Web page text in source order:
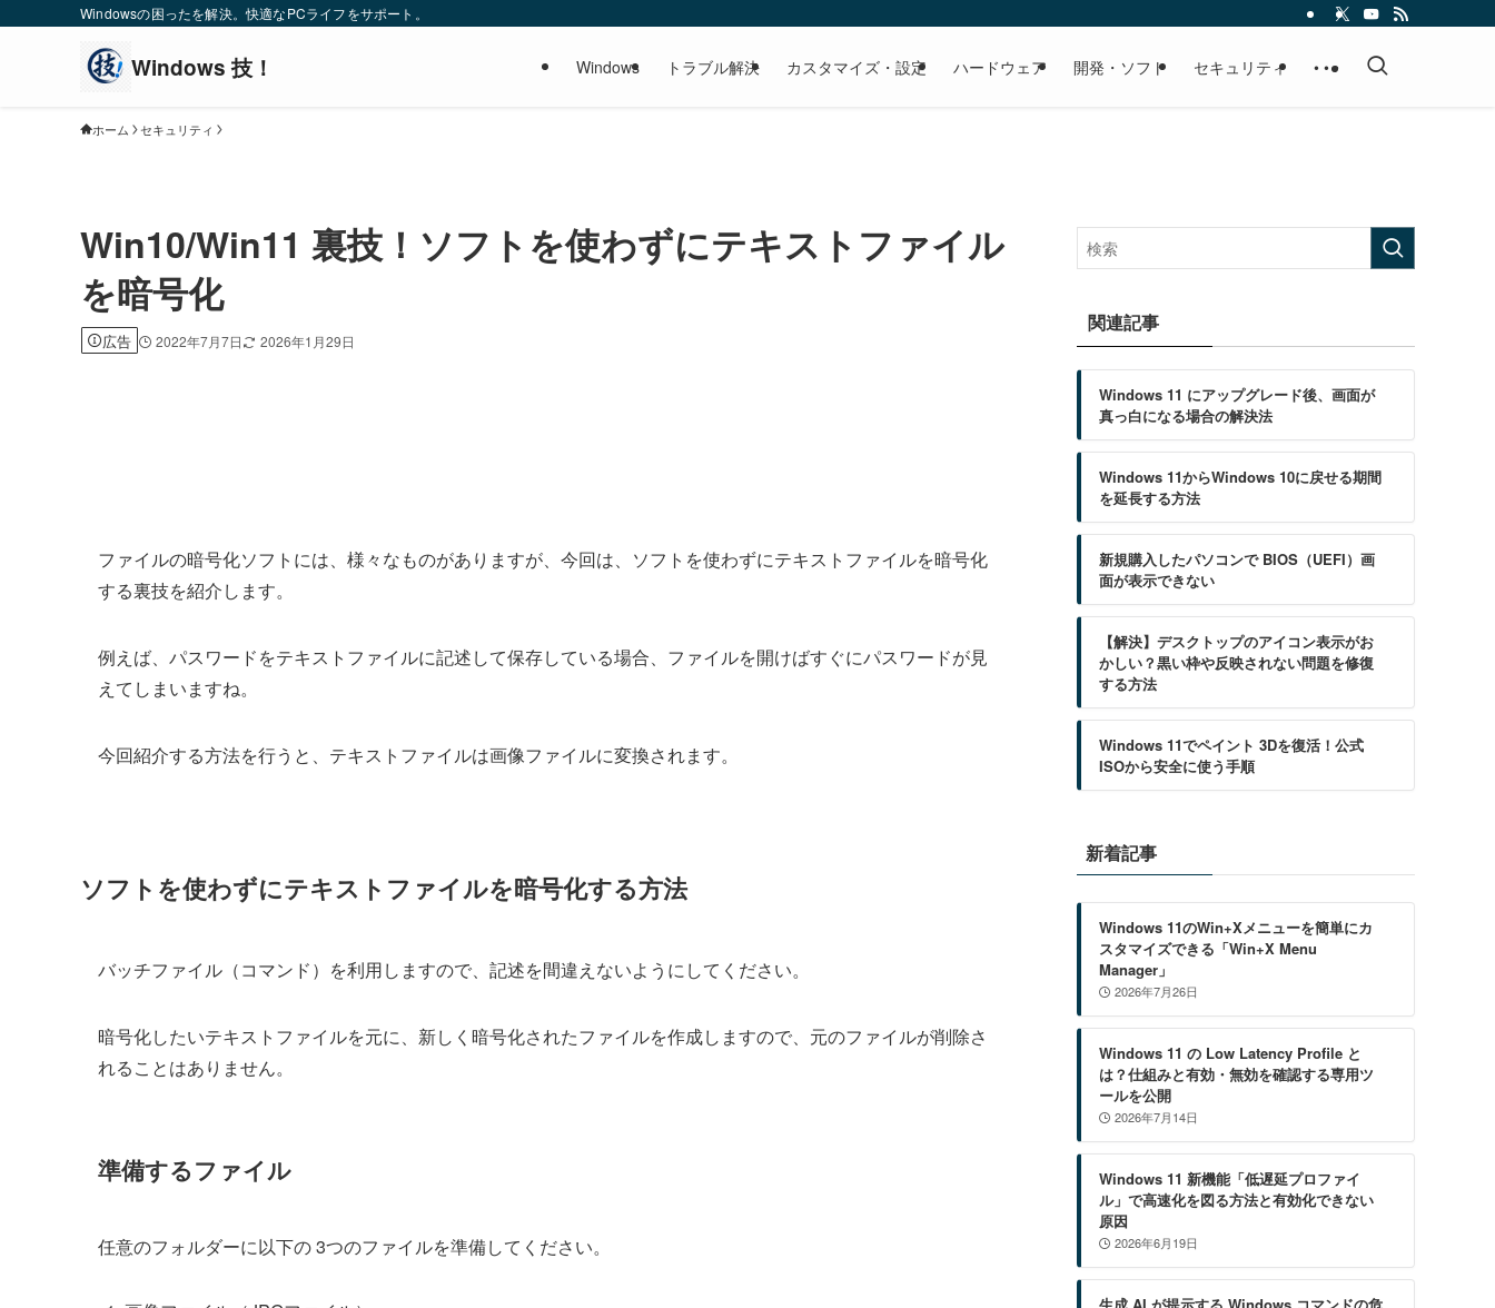
Windowsの困ったを解決。快適なPCライフをサポート。
Windows トラブル解決 カスタマイズ・設定 ハードウェア 開発・ソフト セキュリティ • • •
ホーム セキュリティ
Win10/Win11 裏技！ソフトを使わずにテキストファイル
を暗号化
広告 2022年7月7日 2026年1月29日
ファイルの暗号化ソフトには、様々なものがありますが、今回は、ソフトを使わずにテキストファイルを暗号化
する裏技を紹介します。
例えば、パスワードをテキストファイルに記述して保存している場合、ファイルを開けばすぐにパスワードが見
えてしまいますね。
今回紹介する方法を行うと、テキストファイルは画像ファイルに変換されます。
ソフトを使わずにテキストファイルを暗号化する方法
バッチファイル（コマンド）を利用しますので、記述を間違えないようにしてください。
暗号化したいテキストファイルを元に、新しく暗号化されたファイルを作成しますので、元のファイルが削除さ
れることはありません。
準備するファイル
任意のフォルダーに以下の 3つのファイルを準備してください。
関連記事
Windows 11 にアップグレード後、画面が
真っ白になる場合の解決法
Windows 11からWindows 10に戻せる期間
を延長する方法
新規購入したパソコンで BIOS（UEFI）画
面が表示できない
【解決】デスクトップのアイコン表示がお
かしい？黒い枠や反映されない問題を修復
する方法
Windows 11でペイント 3Dを復活！公式
ISOから安全に使う手順
新着記事
Windows 11のWin+Xメニューを簡単にカ
スタマイズできる「Win+X Menu
Manager」
2026年7月26日
Windows 11 の Low Latency Profile と
は？仕組みと有効・無効を確認する専用ツ
ールを公開
2026年7月14日
Windows 11 新機能「低遅延プロファイ
ル」で高速化を図る方法と有効化できない
原因
2026年6月19日